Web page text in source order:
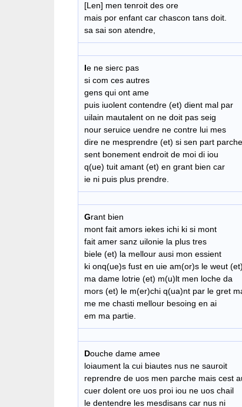
[Len] men tenroit des ore
mais por enfant car chascon tans doit.
sa sai son atendre,
Ie ne sierc pas
si com ces autres
gens qui ont ame
puis iuolent contendre (et) dient mal par
uilain mautalent on ne doit pas seig
nour seruice uendre ne contre lui mes
dire ne mesprendre (et) si sen part parche
sent bonement endroit de moi di iou
q(ue) tuit amant (et) en grant bien car
ie ni puis plus prendre.
Grant bien
mont fait amors iekes ichi ki si mont
fait amer sanz uilonie la plus tres
biele (et) la mellour ausi mon essient
ki onq(ue)s fust en uie am(or)s le weut (et)
ma dame lotrie (et) m(u)lt men loche da
mors (et) le m(er)chi q(ua)nt par le gret
me me chasti mellour besoing en ai
em ma partie.
Douche dame amee
loiaument la cui biautes nus ne sauroit
reprendre de uos men parche mais cest
cuer dolent ore uos proi iou ne uos chail
le dentendre les mesdisans car nus ni